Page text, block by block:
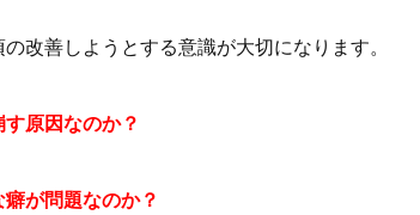
改善しようとする意識が大切になります。
原因なのか？
癖が問題なのか？